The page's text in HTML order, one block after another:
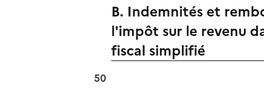
B. Indemnités et
l'impôt sur le revenu
fiscal simplifié
50